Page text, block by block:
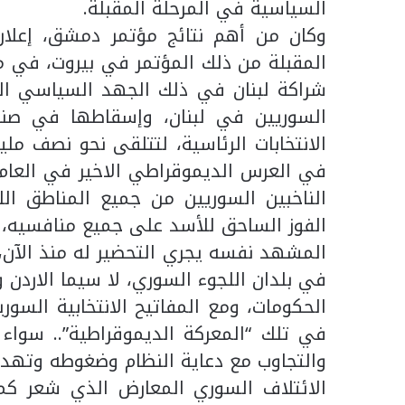
السياسية في المرحلة المقبلة.
وكان من أهم نتائج مؤتمر دمشق،
المقبلة من ذلك المؤتمر في بيروت،
شراكة لبنان في ذلك الجهد السياسي
السوريين في لبنان، وإسقاطها في
الانتخابات الرئاسية، لتتلقى نحو
الناخبين السوريين من جميع المناطق
الفوز الساحق للأسد على جميع
المشهد نفسه يجري التحضير له منذ
في بلدان اللجوء السوري، لا سيما الاردن
الحكومات، ومع المفاتيح الانتخابية
في تلك “المعركة الديموقراطية”..
والتجاوب مع دعاية النظام وضغوطه
الائتلاف السوري المعارض الذي شعر